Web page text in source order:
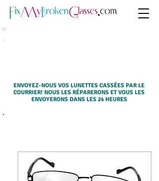
ENVOYEZ-NOUS VOS LUNETTES CASSÉES PAR LE
COURRIER! NOUS LES RÉPARERONS ET VOUS LES
ENVOYERONS DANS LES 24 HEURES